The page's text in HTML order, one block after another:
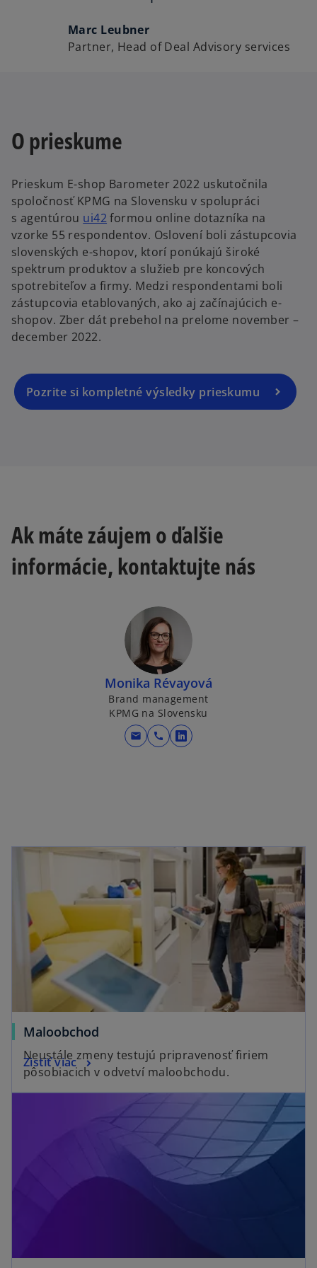
Marc Leubner
Partner, Head of Deal Advisory services
O prieskume
Prieskum E-shop Barometer 2022 uskutočnila
spoločnosť KPMG na Slovensku v spolupráci
s agentúrou ui42o
p
e
n
s
i
n
e
w
t
formou online dotazníka na
vzorke 55 respondentov. Oslovení boli zástupcovia
slovenských e-shopov, ktorí ponúkajú široké
spektrum produktov a služieb pre koncových
spotrebiteľov a firmy. Medzi respondentami boli
zástupcovia etablovaných, ako aj začínajúcich e-
shopov. Zber dát prebehol na prelome november –
december 2022.
Pozrite si kompletné výsledky prieskumu
n
n
n
Ak máte záujem o ďalšie
informácie, kontaktujte nás
Monika Révayová
Brand management
KPMG na Slovensku
mail call
o
n
a
w
Maloobchod
Neustále zmeny testujú pripravenosť firiem
pôsobiacich v odvetví maloobchodu.
Zistiť viac